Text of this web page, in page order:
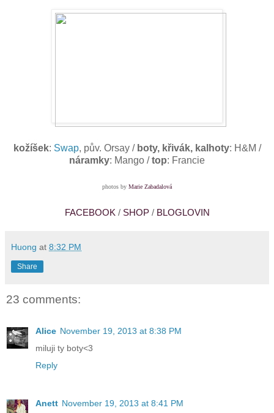
kožíšek: Swap, pův. Orsay / boty, křivák, kalhoty: H&M /
náramky: Mango /top: Francie
photos by Marie Zabadalová
FACEBOOK / SHOP/ BLOGLOVIN
Huong at 8:32 PM
Share
23 comments:
Alice November 19, 2013 at 8:38 PM
miluji ty boty<3
Reply
Anett November 19, 2013 at 8:41 PM